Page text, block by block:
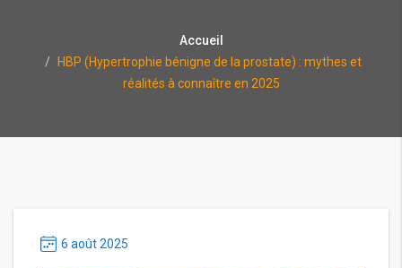
Accueil
HBP (Hypertrophie bénigne de la prostate) : mythes et
réalités à connaître en 2025
6 août 2025